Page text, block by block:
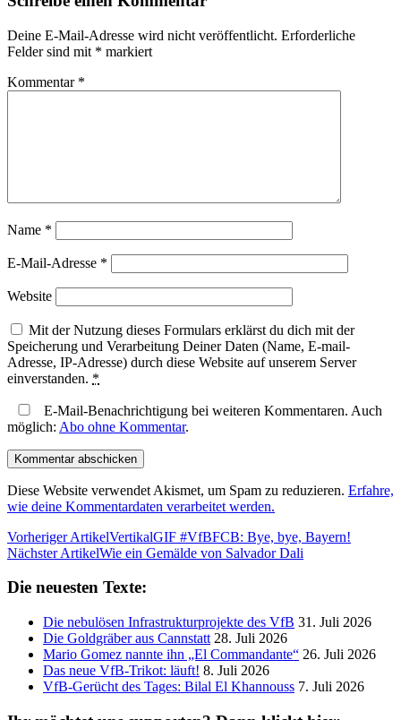
Deine E-Mail-Adresse wird nicht veröffentlicht. Erforderliche
Felder sind mit * markiert
Kommentar *
Name *
E-Mail-Adresse *
Website
Mit der Nutzung dieses Formulars erklärst du dich mit der
Speicherung und Verarbeitung Deiner Daten (Name, E-mail-
Adresse, IP-Adresse) durch diese Website auf unserem Server
einverstanden. *
E-Mail-Benachrichtigung bei weiteren Kommentaren. Auch
möglich: Abo ohne Kommentar.
Diese Website verwendet Akismet, um Spam zu reduzieren. Erfahre,
wie deine Kommentardaten verarbeitet werden.
Vorheriger ArtikelVertikalGIF #VfBFCB: Bye, bye, Bayern!
Nächster ArtikelWie ein Gemälde von Salvador Dali
Die neuesten Texte:
Die nebulösen Infrastrukturprojekte des VfB 31. Juli 2026
Die Goldgräber aus Cannstatt 28. Juli 2026
Mario Gomez nannte ihn „El Commandante“ 26. Juli 2026
Das neue VfB-Trikot: läuft! 8. Juli 2026
VfB-Gerücht des Tages: Bilal El Khannouss 7. Juli 2026